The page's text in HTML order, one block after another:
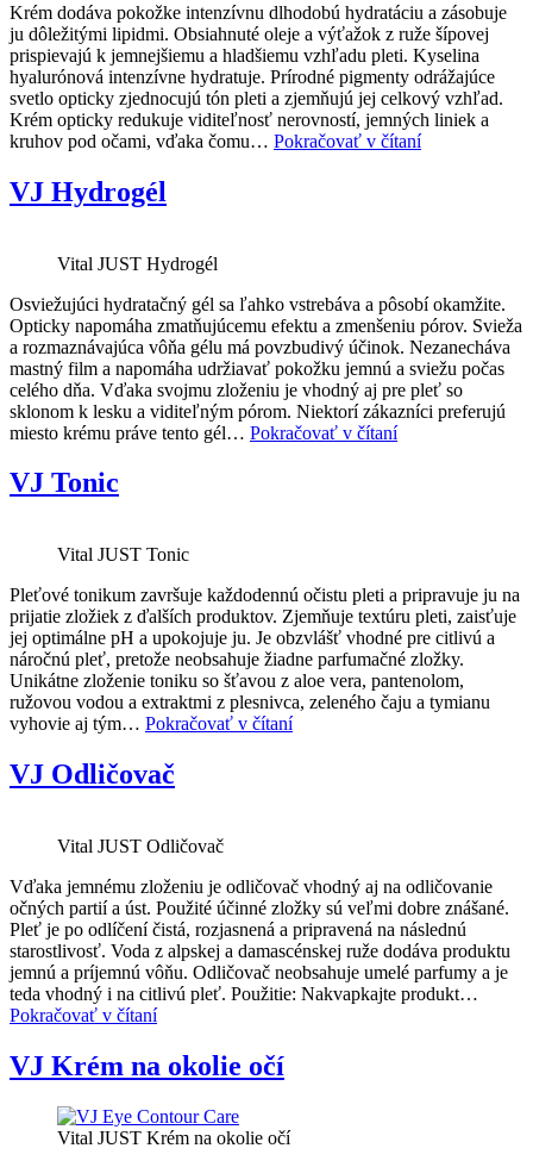
Krém dodáva pokožke intenzívnu dlhodobú hydratáciu a zásobuje
ju dôležitými lipidmi. Obsiahnuté oleje a výťažok z ruže šípovej
prispievajú k jemnejšiemu a hladšiemu vzhľadu pleti. Kyselina
hyalurónová intenzívne hydratuje. Prírodné pigmenty odrážajúce
svetlo opticky zjednocujú tón pleti a zjemňujú jej celkový vzhľad.
Krém opticky redukuje viditeľnosť nerovností, jemných liniek a
kruhov pod očami, vďaka čomu… Pokračovať v čítaníVJ
VJ Hydrogél
Vital JUST Hydrogél
Osviežujúci hydratačný gél sa ľahko vstrebáva a pôsobí okamžite.
Opticky napomáha zmatňujúcemu efektu a zmenšeniu pórov. Svieža
a rozmaznávajúca vôňa gélu má povzbudivý účinok. Nezanecháva
mastný film a napomáha udržiavať pokožku jemnú a sviežu počas
celého dňa. Vďaka svojmu zloženiu je vhodný aj pre pleť so
sklonom k lesku a viditeľným pórom. Niektorí zákazníci preferujú
miesto krému práve tento gél… Pokračovať v čítaníVJ
VJ Tonic
Vital JUST Tonic
Pleťové tonikum završuje každodennú očistu pleti a pripravuje ju na
prijatie zložiek z ďalších produktov. Zjemňuje textúru pleti, zaisťuje
jej optimálne pH a upokojuje ju. Je obzvlášť vhodné pre citlivú a
náročnú pleť, pretože neobsahuje žiadne parfumačné zložky.
Unikátne zloženie toniku so šťavou z aloe vera, pantenolom,
ružovou vodou a extraktmi z plesnivca, zeleného čaju a tymianu
vyhovie aj tým… Pokračovať v čítaníVJ
VJ Odličovač
Vital JUST Odličovač
Vďaka jemnému zloženiu je odličovač vhodný aj na odličovanie
očných partií a úst. Použité účinné zložky sú veľmi dobre znášané.
Pleť je po odlíčení čistá, rozjasnená a pripravená na následnú
starostlivosť. Voda z alpskej a damascénskej ruže dodáva produktu
jemnú a príjemnú vôňu. Odličovač neobsahuje umelé parfumy a je
teda vhodný i na citlivú pleť. Použitie: Nakvapkajte produkt…
Pokračovať v čítaníVJ
VJ Krém na okolie očí
Vital JUST Krém na okolie očí